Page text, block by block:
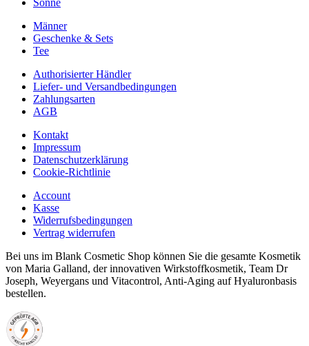
Sonne
Männer
Geschenke & Sets
Tee
Authorisierter Händler
Liefer- und Versandbedingungen
Zahlungsarten
AGB
Kontakt
Impressum
Datenschutzerklärung
Cookie-Richtlinie
Account
Kasse
Widerrufsbedingungen
Vertrag widerrufen
Bei uns im Blank Cosmetic Shop können Sie die gesamte Kosmetik
von Maria Galland, der innovativen Wirkstoffkosmetik, Team Dr
Joseph, Weyergans und Vitacontrol, Anti-Aging auf Hyaluronbasis
bestellen.